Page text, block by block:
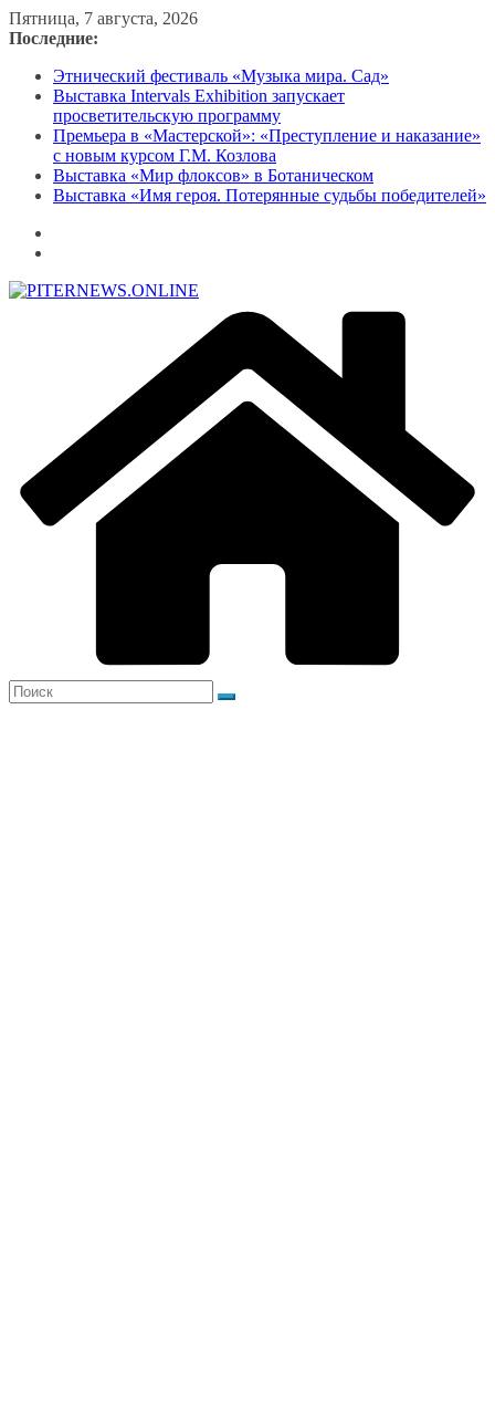
Перейти
к
Пятница, 7 августа, 2026
Последние:
Этнический фестиваль «Музыка мира. Сад»
Выставка Intervals Exhibition запускает
просветительскую программу
Премьера в «Мастерской»: «Преступление и наказание»
с новым курсом Г.М. Козлова
Выставка «Мир флоксов» в Ботаническом
Выставка «Имя героя. Потерянные судьбы победителей»